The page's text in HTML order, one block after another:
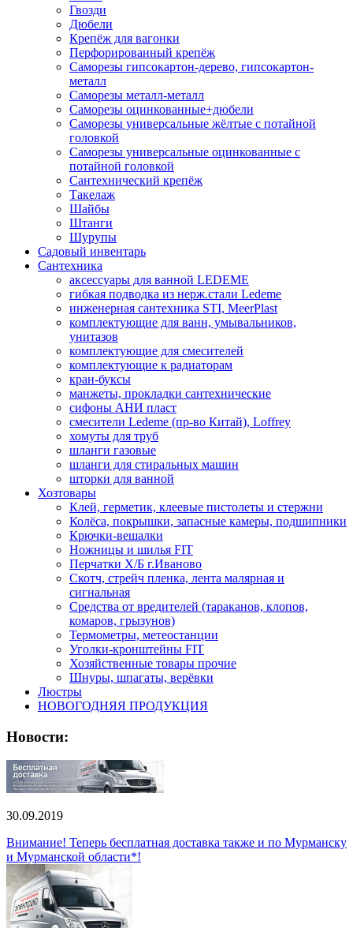
Гвозди
Дюбели
Крепёж для вагонки
Перфорированный крепёж
Саморезы гипсокартон-дерево, гипсокартон-
металл
Саморезы металл-металл
Саморезы оцинкованные+дюбели
Саморезы универсальные жёлтые с потайной
головкой
Саморезы универсальные оцинкованные с
потайной головкой
Сантехнический крепёж
Такелаж
Шайбы
Штанги
Шурупы
Садовый инвентарь
Сантехника
аксессуары для ванной LEDEME
гибкая подводка из нерж.стали Ledeme
инженерная сантехника STI, MeerPlast
комплектующие для ванн, умывальников,
унитазов
комплектующие для смесителей
комплектующие к радиаторам
кран-буксы
манжеты, прокладки сантехнические
сифоны АНИ пласт
смесители Ledeme (пр-во Китай), Loffrey
хомуты для труб
шланги газовые
шланги для стиральных машин
шторки для ванной
Хозтовары
Клей, герметик, клеевые пистолеты и стержни
Колёса, покрышки, запасные камеры, подшипники
Крючки-вешалки
Ножницы и шилья FIT
Перчатки Х/Б г.Иваново
Скотч, стрейч пленка, лента малярная и
сигнальная
Средства от вредителей (тараканов, клопов,
комаров, грызунов)
Термометры, метеостанции
Уголки-кронштейны FIT
Хозяйственные товары прочие
Шнуры, шпагаты, верёвки
Люстры
НОВОГОДНЯЯ ПРОДУКЦИЯ
Новости:
30.09.2019
Внимание! Теперь бесплатная доставка также и по Мурманску
и Мурманской области*!